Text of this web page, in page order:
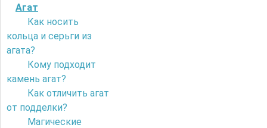
Агат
Как носить
кольца и серьги из
агата?
Кому подходит
камень агат?
Как отличить агат
от подделки?
Магические